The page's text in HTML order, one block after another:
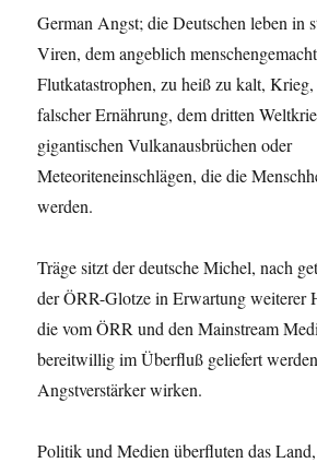
German Angst; die Deutschen leben in
Viren, dem angeblich
Flutkatastrophen, zu heiß zu kalt,
falscher Ernährung, dem dritten
gigantischen Vulkanausbrüchen oder
Meteoriteneinschlägen, die die
werden.
Träge sitzt der deutsche Michel, nach
der ÖRR-Glotze in Erwartung weiterer
die vom ÖRR und den Mainstream
bereitwillig im Überfluß geliefert
Angstverstärker wirken.
Politik und Medien überfluten das